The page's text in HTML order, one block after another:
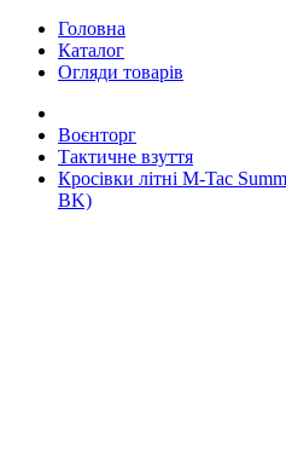
Головна
Каталог
Огляди товарів
Воєнторг
Тактичне взуття
Кросівки літні M-Tac
BK)